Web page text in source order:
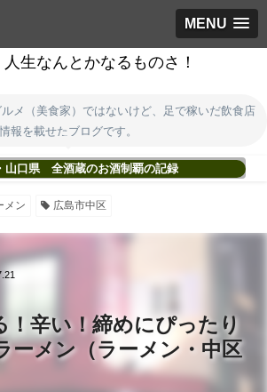
MENU
生なんとかなるものさ！
メ（美食家）ではないけど、足で稼いだ飲食店
情報を載せたブログです。
山口県 全酒蔵のお酒制覇の記録
メン 広島市中区
！辛い！締めにぴったり
ーメン（ラーメン・中区